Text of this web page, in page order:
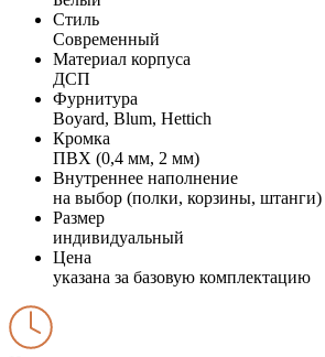
Стиль
Современный
Материал корпуса
ДСП
Фурнитура
Boyard, Blum, Hettich
Кромка
ПВХ (0,4 мм, 2 мм)
Внутреннее наполнение
на выбор (полки, корзины, штанги)
Размер
индивидуальный
Цена
указана за базовую комплектацию